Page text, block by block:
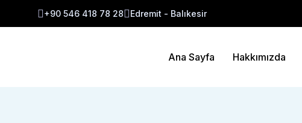
+90 546 418 78 28 Edremit - Balıkesir
Ana Sayfa Hakkımızda